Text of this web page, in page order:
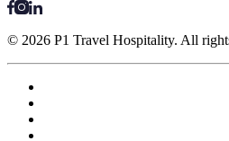
© 2026 P1 Travel Hospitality. All